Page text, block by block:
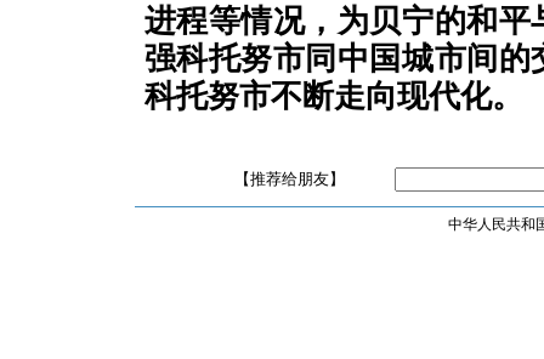
进程等情况，为贝宁的和
强科托努市同中国城市间
科托努市不断走向现代化。
【推荐给朋友】
中华人民共和